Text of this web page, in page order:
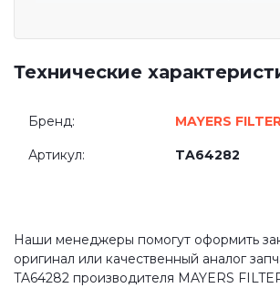
Технические
Бренд: MAYERS
Артикул: TA64282
Наши менеджеры помогут оформить
оригинал или качественный аналог
TA64282 производителя MAYERS